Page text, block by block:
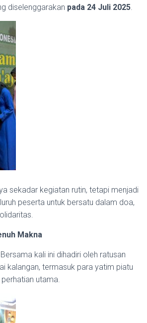
diselenggarakan pada 24 Juli 2025.
sekadar kegiatan rutin, tetapi menjadi
peserta untuk bersatu dalam doa,
Makna
kali ini dihadiri oleh ratusan
kalangan, termasuk para yatim piatu
utama.